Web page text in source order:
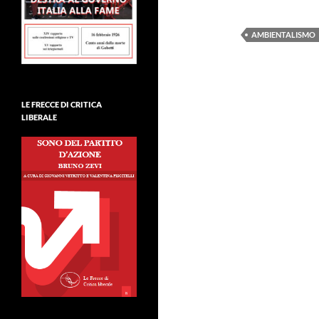
AMBIENTALISMO
LE FRECCE DI CRITICA
LIBERALE